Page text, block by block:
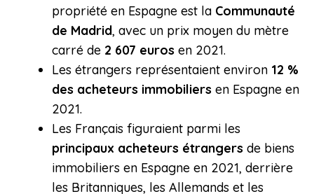
propriété en Espagne est la Communauté
de Madrid, avec un prix moyen du mètre
carré de 2 607 euros en 2021.
Les étrangers représentaient environ 12 %
des acheteurs immobiliers en Espagne en
2021.
Les Français figuraient parmi les
principaux acheteurs étrangers de biens
immobiliers en Espagne en 2021, derrière
les Britanniques, les Allemands et les